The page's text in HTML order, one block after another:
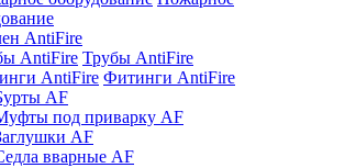
AntiFire
Трубы AntiFire
Фитинги AntiFire
AF
под приварку AF
AF
вварные AF